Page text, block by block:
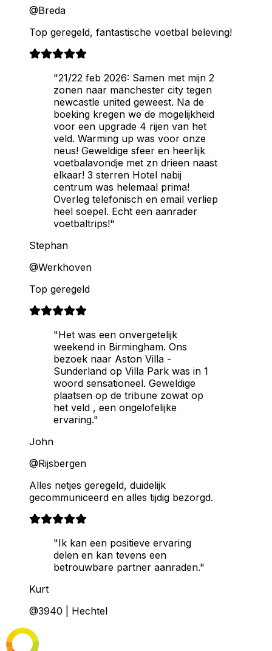
@Breda
Top geregeld, fantastische voetbal beleving!
"21/22 feb 2026: Samen met mijn 2
zonen naar manchester city tegen
newcastle united geweest. Na de
boeking kregen we de mogelijkheid
voor een upgrade 4 rijen van het
veld. Warming up was voor onze
neus! Geweldige sfeer en heerlijk
voetbalavondje met zn drieen naast
elkaar! 3 sterren Hotel nabij
centrum was helemaal prima!
Overleg telefonisch en email verliep
heel soepel. Echt een aanrader
voetbaltrips!"
Stephan
@Werkhoven
Top geregeld
"Het was een onvergetelijk
weekend in Birmingham. Ons
bezoek naar Aston Villa -
Sunderland op Villa Park was in 1
woord sensationeel. Geweldige
plaatsen op de tribune zowat op
het veld , een ongelofelijke
ervaring."
John
@Rijsbergen
Alles netjes geregeld, duidelijk
gecommuniceerd en alles tijdig bezorgd.
"Ik kan een positieve ervaring
delen en kan tevens een
betrouwbare partner aanraden."
Kurt
@3940 | Hechtel